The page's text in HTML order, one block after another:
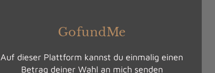
GofundMe
Auf dieser Plattform kannst du einmalig einen
Betrag deiner Wahl an mich senden